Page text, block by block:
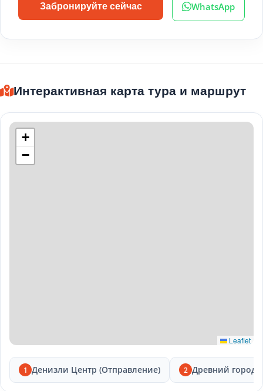
Забронируйте сейчас WhatsApp
Интерактивная карта тура и маршрут
+
−
Leaflet
1 Денизли Центр (Отправление) 2 Древний город